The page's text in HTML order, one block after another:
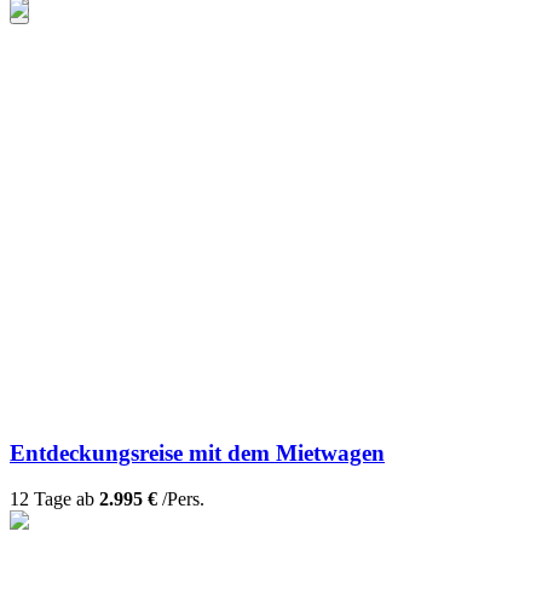
Entdeckungsreise mit dem Mietwagen
12 Tage ab 2.995 € /Pers.